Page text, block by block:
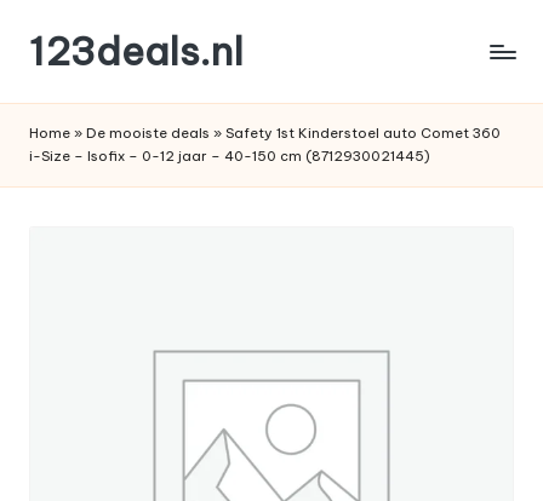
de
inhoud
123deals.nl
deals
Home » De mooiste deals » Safety 1st Kinderstoel auto Comet 360
i-Size – Isofix – 0-12 jaar – 40-150 cm (8712930021445)